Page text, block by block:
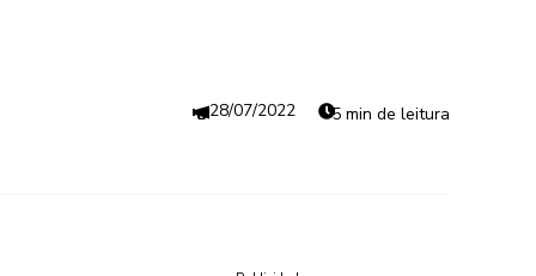
28/07/2022 5 min de leitura